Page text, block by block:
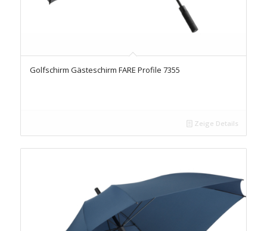
Golfschirm Gästeschirm FARE Profile 7355
Zeige Details